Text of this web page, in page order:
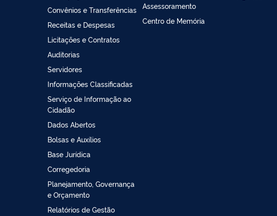
Convênios e Transferências
Receitas e Despesas
Licitações e Contratos
Auditorias
Servidores
Informações Classificadas
Serviço de Informação ao
Cidadão
Dados Abertos
Bolsas e Auxílios
Base Jurídica
Corregedoria
Planejamento, Governança
e Orçamento
Relatórios de Gestão
Assessoramento
Centro de Memória